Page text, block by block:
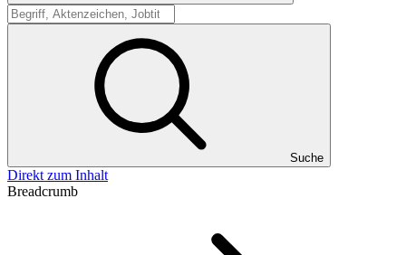
Suche
Suche
Direkt zum Inhalt
Breadcrumb